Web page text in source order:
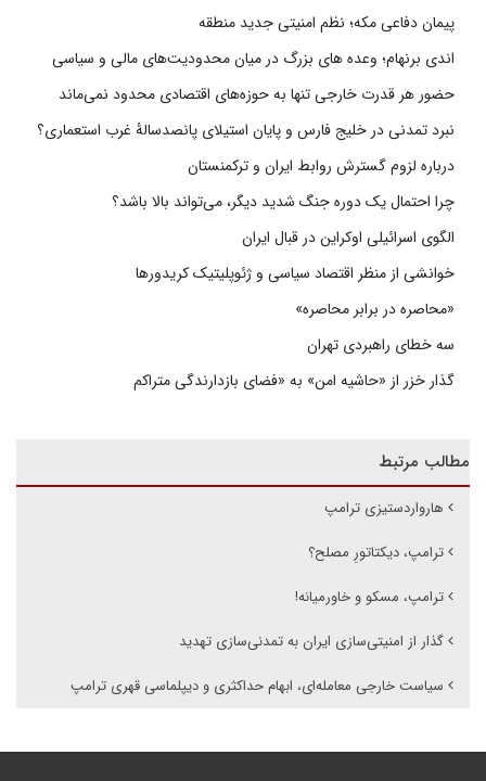
پیمان دفاعی مکه؛ نظم امنیتی جدید منطقه
اندی برنهام؛ وعده های بزرگ در میان محدودیت‌های مالی و سیاسی
حضور هر قدرت خارجی تنها به حوزه‌های اقتصادی محدود نمی‌ماند
نبرد تمدنی در خلیج فارس و پایان استیلای پانصدسالۀ غرب استعماری؟
درباره لزوم گسترش روابط ایران و ترکمنستان
چرا احتمال یک دوره جنگ شدید دیگر، می‌تواند بالا باشد؟
الگوی اسرائیلی اوکراین در قبال ایران
خوانشی از منظر اقتصاد سیاسی و ژئوپلیتیک کریدورها
«محاصره در برابر محاصره»
سه خطای راهبردی تهران
گذار خزر از «حاشیه امن» به «فضای بازدارندگی متراکم
مطالب مرتبط
هارواردستیزی ترامپ
ترامپ، دیکتاتورِ مصلح؟
ترامپ، مسکو و خاورمیانه!
گذار از امنیتی‌سازی ایران به تمدنی‌سازی تهدید
سیاست خارجی معامله‌ای، ابهام حداکثری و دیپلماسی قهری ترامپ